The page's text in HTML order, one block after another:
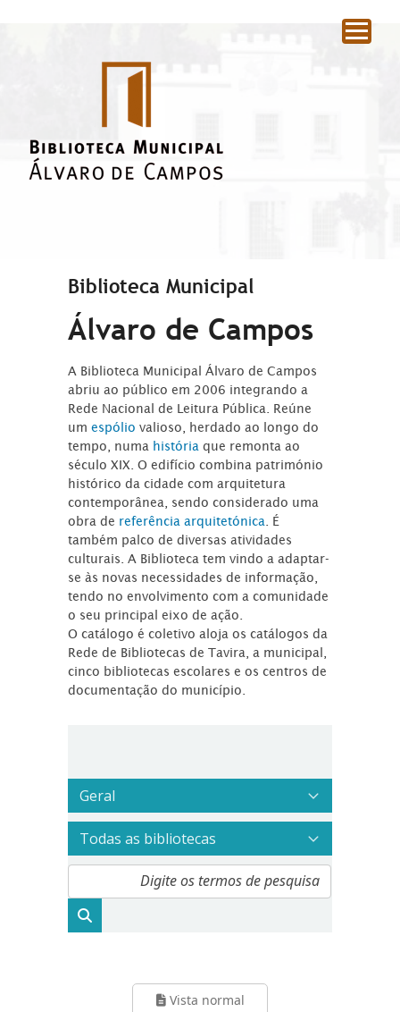
Biblioteca Municipal
Álvaro de Campos
A Biblioteca Municipal Álvaro de Campos
abriu ao público em 2006 integrando a
Rede Nacional de Leitura Pública. Reúne
umespóliovalioso, herdado ao longo do
tempo, numa história que remonta ao
século XIX. O edifício combina património
histórico da cidade com arquitetura
contemporânea, sendo considerado uma
obra de referência arquitetónica . É
também palco de diversas atividades
culturais. A Biblioteca tem vindo a adaptar-
se às novas necessidades de informação,
tendo no envolvimento com a comunidade
o seu principal eixo de ação.
O catálogo é coletivo aloja os catálogos da
Rede de Bibliotecas de Tavira, a municipal,
cinco bibliotecas escolares e os centros de
documentação do município.
Vista normal